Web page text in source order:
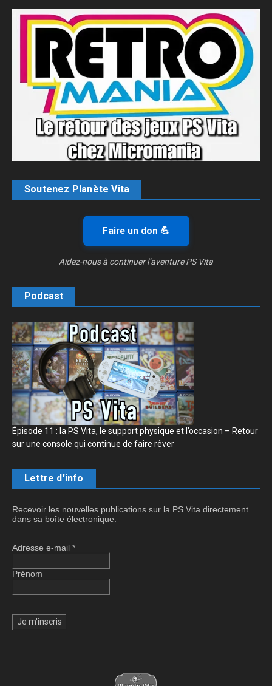
Soutenez Planète Vita
Faire un don 💪
Aidez-nous à continuer l’aventure PS Vita
Podcast
Épisode 11 : la PS Vita, le support physique et l’occasion – Retour
sur une console qui continue de faire rêver
Lettre d'info
Recevoir les nouvelles publications sur la PS Vita directement
dans sa boîte électronique.
Adresse e-mail *
Prénom